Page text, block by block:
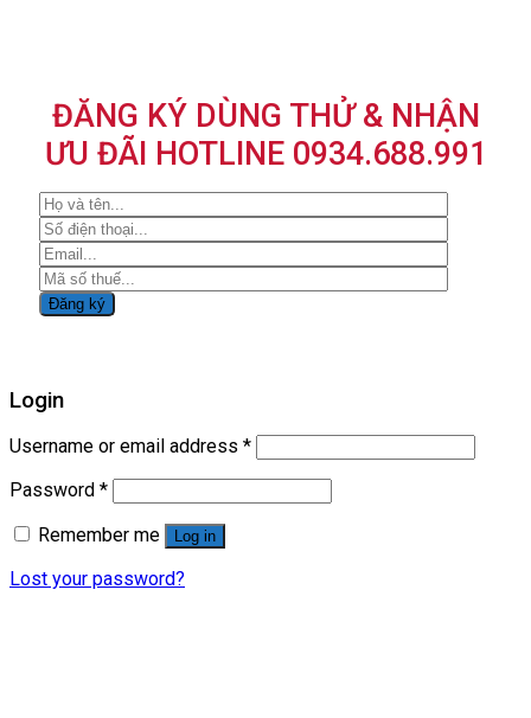
ĐĂNG KÝ DÙNG THỬ & NHẬN
ƯU ĐÃI HOTLINE 0934.688.991
Login
Username or email address *
Password *
Remember me
Log in
Lost your password?